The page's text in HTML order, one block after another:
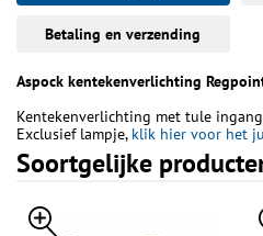
Betaling en verzending
Aspock kentekenverlichting
Kentekenverlichting met tule
Exclusief lampje, klik hier voor het
Soortgelijke